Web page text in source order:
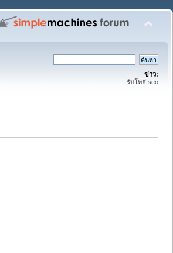
ข่าว:
รับโพส seo